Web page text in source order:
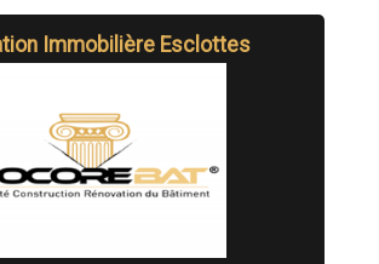
de rénovation immobilière à Brax
immobilière à Castelmoron-sur-Lot
de rénovation immobilière à Roquefort
immobilière à Gontaud-de-Nogaret
immobilière à Sainte-Colombe-en-Bruilhois
de rénovation immobilière à Barbaste
de rénovation immobilière à Mézin
Immobilière Esclottes